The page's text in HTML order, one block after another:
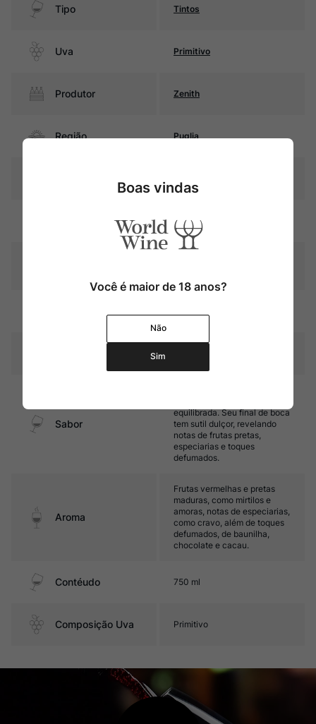
Tipo Tintos
Uva Primitivo
Produtor Zenith
Região Puglia
púrpura
carvalho francês.
Sabor
equilibrada. Seu final de boca
tem sutil dulçor, revelando
notas de frutas pretas,
especiarias e toques
defumados.
Aroma
Frutas vermelhas e pretas
maduras, como mirtilos e
amoras, notas de especiarias,
como cravo, além de toques
defumados, de baunilha,
chocolate e cacau.
Contéudo 750 ml
Composição Uva Primitivo
Boas vindas
Você é maior de 18 anos?
Não
Sim